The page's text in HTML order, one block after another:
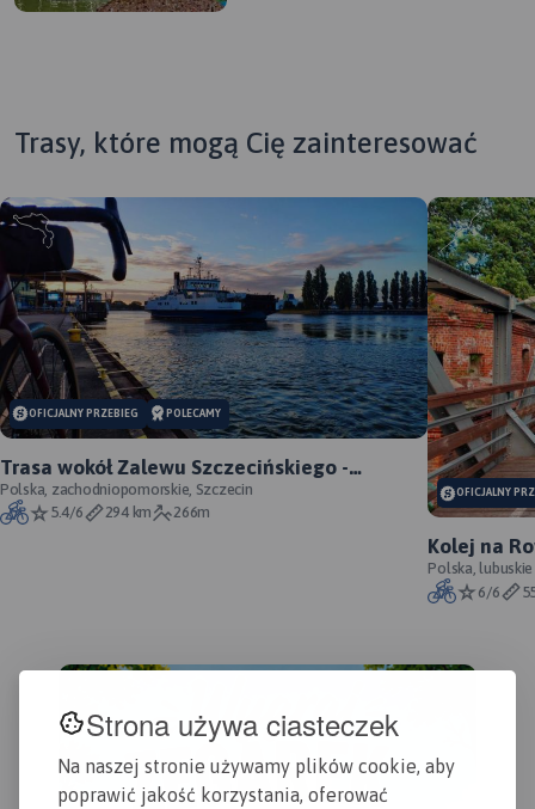
Strona używa ciasteczek
Na naszej stronie używamy plików cookie, aby
poprawić jakość korzystania, oferować
MAPA TURYSTYCZNA W
APLIKACJI TRASEO
Mapa krajoznawcza
województwa lubuskiego z
wyszczególnionymi
atrakcjami turystycznymi. Na
atrakcji turystycznych.
Trasy, które mogą Cię zainteresować
OFICJALNY PRZEBIEG POLECAMY
Trasa wokół Zalewu Szczecińskiego -
oficjalny przebieg szlaku
Polska, zachodniopomorskie, Szczecin
5.4/6
294 km 266m
OFICJALNY
Kolej na
Polska, lubuskie
6/6